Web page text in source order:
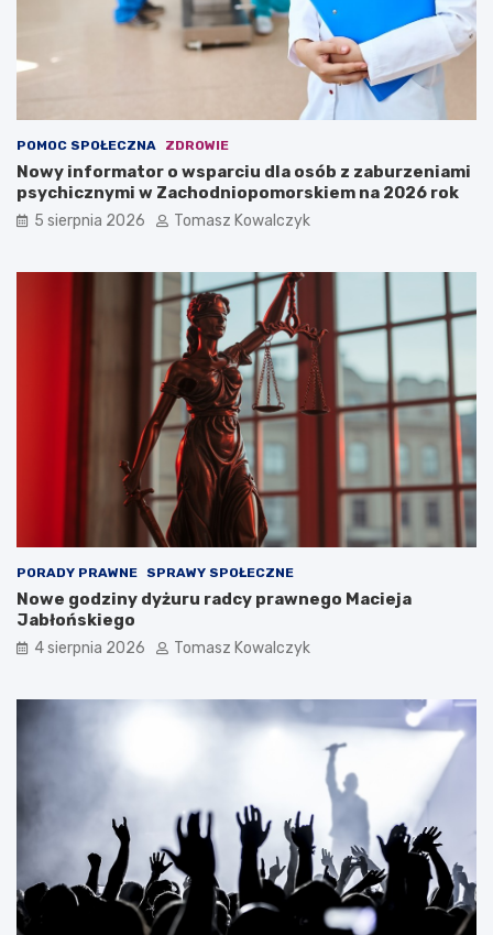
POMOC SPOŁECZNA ZDROWIE
Nowy informator o wsparciu dla osób z zaburzeniami
psychicznymi w Zachodniopomorskiem na 2026 rok
5 sierpnia 2026 Tomasz Kowalczyk
PORADY PRAWNE SPRAWY SPOŁECZNE
Nowe godziny dyżuru radcy prawnego Macieja
Jabłońskiego
4 sierpnia 2026 Tomasz Kowalczyk